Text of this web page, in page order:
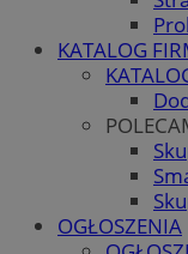
KATALOG
OGŁOSZENIA